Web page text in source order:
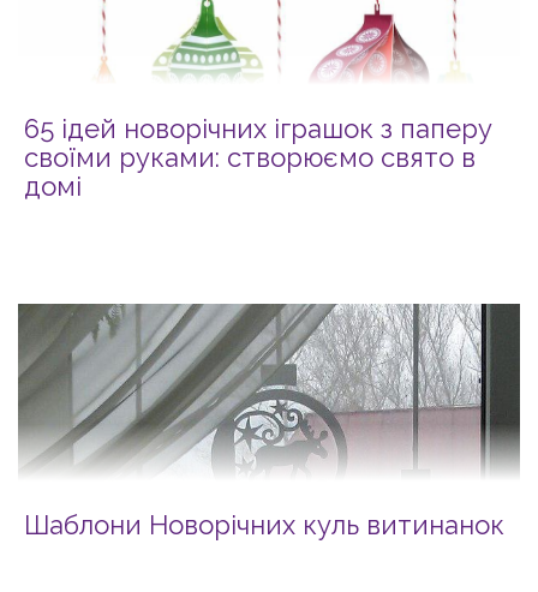
65 ідей новорічних іграшок з паперу
своїми руками: створюємо свято в
домі
Шаблони Новорічних куль витинанок